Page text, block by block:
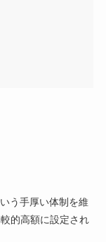
う手厚い体制を維
的高額に設定され